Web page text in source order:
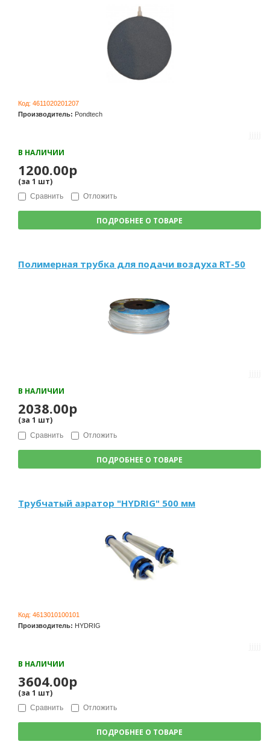
Код: 4611020201207
Производитель: Pondtech
В НАЛИЧИИ
1200.00р
(за 1 шт)
Сравнить Отложить
ПОДРОБНЕЕ О ТОВАРЕ
Полимерная трубка для подачи воздуха RT-50
В НАЛИЧИИ
2038.00р
(за 1 шт)
Сравнить Отложить
ПОДРОБНЕЕ О ТОВАРЕ
Трубчатый аэратор "HYDRIG" 500 мм
Код: 4613010100101
Производитель: HYDRIG
В НАЛИЧИИ
3604.00р
(за 1 шт)
Сравнить Отложить
ПОДРОБНЕЕ О ТОВАРЕ